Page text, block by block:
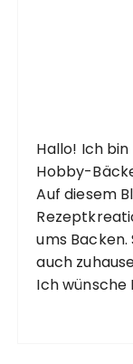
Hallo! Ich
Hobby-
Auf diesem
ums
auch
Ich wünsche